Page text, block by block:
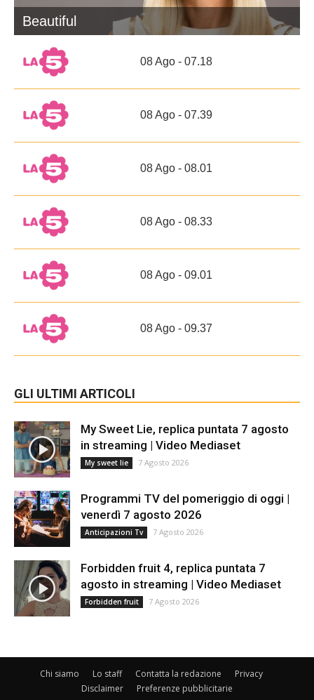
Beautiful
08 Ago - 07.18
08 Ago - 07.39
08 Ago - 08.01
08 Ago - 08.33
08 Ago - 09.01
08 Ago - 09.37
GLI ULTIMI ARTICOLI
My Sweet Lie, replica puntata 7 agosto
in streaming | Video Mediaset
My sweet lie 7 Agosto 2026
Programmi TV del pomeriggio di oggi |
venerdì 7 agosto 2026
Anticipazioni Tv 7 Agosto 2026
Forbidden fruit 4, replica puntata 7
agosto in streaming | Video Mediaset
Forbidden fruit 7 Agosto 2026
Chi siamo Lo staff Contatta la redazione
Privacy
Disclaimer
Preferenze pubblicitarie